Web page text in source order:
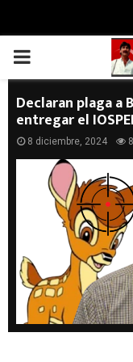
PRIMARY
MENU
Declaran plaga a
entregar el
8 diciembre, 2024